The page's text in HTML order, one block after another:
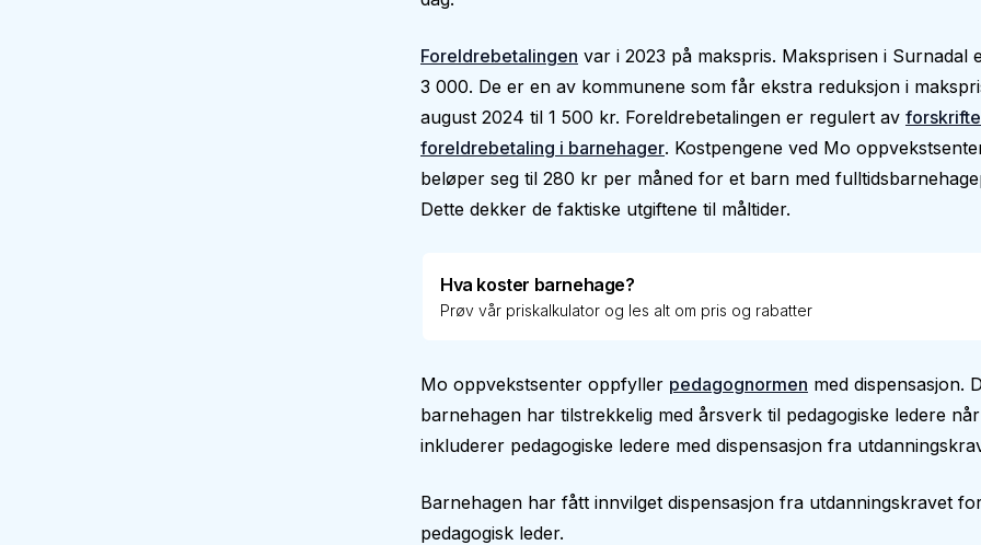
Foreldrebetalingen var i 2023 på makspris. Maksprisen i Surnadal
3 000. De er en av kommunene som får ekstra reduksjon i
august 2024 til 1 500 kr. Foreldrebetalingen er regulert av
foreldrebetaling i barnehager. Kostpengene ved Mo
beløper seg til 280 kr per måned for et barn med
Dette dekker de faktiske utgiftene til måltider.
Hva koster barnehage?
Prøv vår priskalkulator og les alt om pris og rabatter
Mo oppvekstsenter oppfyller pedagognormen med dispensasjon.
barnehagen har tilstrekkelig med årsverk til pedagogiske ledere
inkluderer pedagogiske ledere med dispensasjon fra
Barnehagen har fått innvilget dispensasjon fra utdanningskravet
pedagogisk leder.